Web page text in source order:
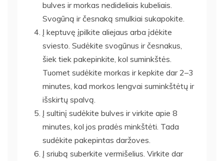
bulves ir morkas nedideliais kubeliais.
Svogūną ir česnaką smulkiai sukapokite.
Į keptuvę įpilkite aliejaus arba įdėkite
sviesto. Sudėkite svogūnus ir česnakus,
šiek tiek pakepinkite, kol suminkštės.
Tuomet sudėkite morkas ir kepkite dar 2–3
minutes, kad morkos lengvai suminkštėtų ir
išskirtų spalvą.
Į sultinį sudėkite bulves ir virkite apie 8
minutes, kol jos pradės minkštėti. Tada
sudėkite pakepintas daržoves.
Į sriubą suberkite vermišelius. Virkite dar